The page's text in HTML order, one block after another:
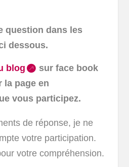
question dans les
dessous.
blog
sur face book
la page en
vous participez.
de réponse, je ne
votre participation.
votre compréhension.